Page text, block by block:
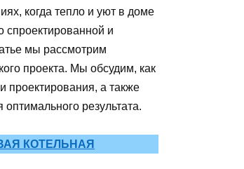
когда тепло и уют в доме
спроектированной и
мы рассмотрим
проекта. Мы обсудим, как
проектирования, а также
результата.
КОТЕЛЬНАЯ